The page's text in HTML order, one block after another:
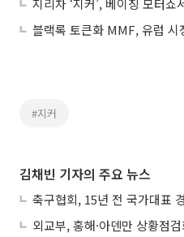
블랙록 토큰화 MMF, 유럽 시
#지커
김채빈 기자의 주요 뉴스
외교부, 홍해·아덴만 상황점